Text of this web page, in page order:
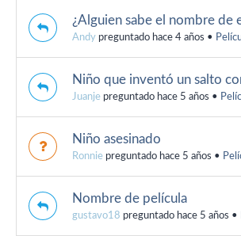
¿Alguien sabe el nombre de
Andy preguntado hace 4 años •
Niño que inventó un salto
Juanje preguntado hace 5 años •
Niño asesinado
Ronnie preguntado hace 5 años •
Nombre de película
gustavo18 preguntado hace 5 años •